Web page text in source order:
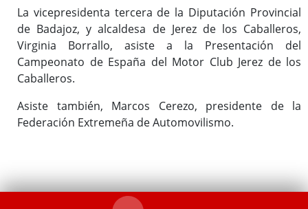
La vicepresidenta tercera de la Diputación Provincial
de Badajoz, y alcaldesa de Jerez de los Caballeros,
Virginia Borrallo, asiste a la Presentación del
Campeonato de España del Motor Club Jerez de los
Caballeros.
Asiste también, Marcos Cerezo, presidente de la
Federación Extremeña de Automovilismo.